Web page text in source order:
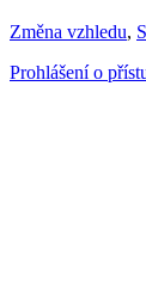
Změna vzhledu,
Prohlášení o